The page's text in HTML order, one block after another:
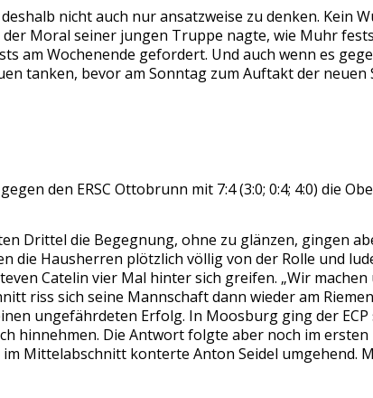
nicht auch nur ansatzweise zu denken. Kein
Moral seiner jungen Truppe nagte, wie Muhr
am Wochenende gefordert. Und auch wenn es
tanken, bevor am Sonntag zum Auftakt der
den ERSC Ottobrunn mit 7:4 (3:0; 0:4; 4:0) die
Drittel die Begegnung, ohne zu glänzen, gingen
die Hausherren plötzlich völlig von der Rolle und
Catelin vier Mal hinter sich greifen. „Wir
riss sich seine Mannschaft dann wieder am
ungefährdeten Erfolg. In Moosburg ging der
hinnehmen. Die Antwort folgte aber noch im
Mittelabschnitt konterte Anton Seidel umgehend.